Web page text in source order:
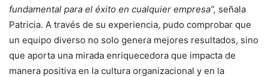
fundamental para el éxito en cualquier empresa”, señala
Patricia. A través de su experiencia, pudo comprobar que
un equipo diverso no solo genera mejores resultados, sino
que aporta una mirada enriquecedora que impacta de
manera positiva en la cultura organizacional y en la